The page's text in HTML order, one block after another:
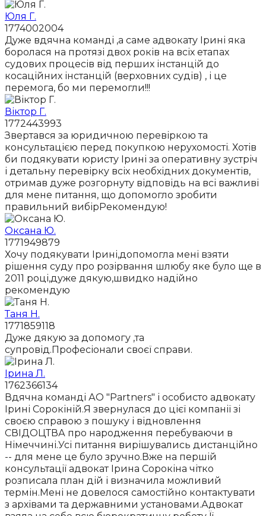
Юля Г.
1774002004
Дуже вдячна команді ,а саме адвокату Ірині яка
боролася на протязі двох років на всіх етапах
судових процесів від перших інстанцій до
косаційних інстанцій (верховних судів) , і це
перемога, бо ми перемогли!!!
Віктор Г.
1772443993
Звертався за юридичною перевіркою та
консультацією перед покупкою нерухомості. Хотів
би подякувати юристу Ірині за оперативну зустріч
і детальну перевірку всіх необхідних документів,
отримав дуже розгорнуту відповідь на всі важливі
для мене питання, що допомогло зробити
правильний вибірРекомендую!
Оксана Ю.
1771949879
Хочу подякувати Ірині,допомогла мені взяти
рішення суду про розірвання шлюбу яке було ще в
2011 році,дуже дякую,швидко надійно
рекомендую
Таня Н.
1771859118
Дуже дякую за допомогу ,та
супровід.Професіонали своєї справи.
Ірина Л.
1762366134
Вдячна команді АО "Partners" і особисто адвокату
Ірині Сорокіній.Я звернулася до цієї компанії зі
своєю справою з пошуку і відновлення
СВІДОЦТВА про народження перебуваючи в
Німеччині.Усі питання вирішувались дистанційно
-- для мене це було зручно.Вже на першій
консультації адвокат Ірина Сорокіна чітко
розписала план дій і визначила можливий
термін.Мені не довелося самостійно контактувати
з архівами та державними установами.Адвокат